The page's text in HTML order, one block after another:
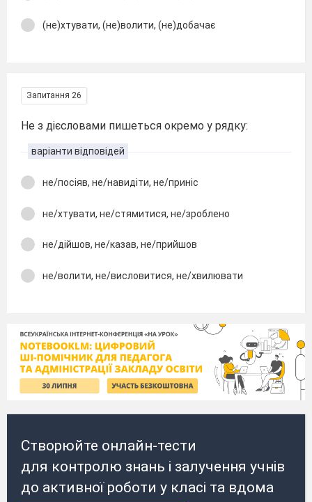
(не)хтувати, (не)волити, (не)добачає
Запитання 26
Не з дієсловами пишеться окремо у рядку:
варіанти відповідей
не/посіяв, не/навидіти, не/приніс
не/хтувати, не/стямитися, не/зроблено
не/дійшов, не/казав, не/прийшов
не/волити, не/висловитися, не/хвилювати
Створюйте онлайн-тести
для контролю знань і залучення учнів
до активної роботи у класі та вдома